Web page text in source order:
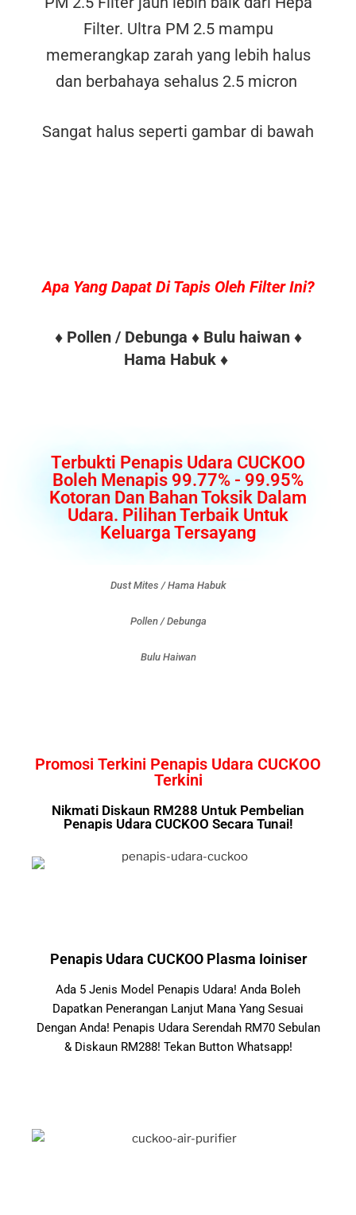
Filter. Ultra PM 2.5 mampu
memerangkap zarah yang lebih halus
dan berbahaya sehalus 2.5 micron
Sangat halus seperti gambar di bawah
Apa Yang Dapat Di Tapis Oleh Filter Ini?
♦ Pollen / Debunga ♦ Bulu haiwan ♦
Hama Habuk ♦
Terbukti Penapis Udara CUCKOO
Boleh Menapis 99.77% - 99.95%
Kotoran Dan Bahan Toksik Dalam
Udara. Pilihan Terbaik Untuk
Keluarga Tersayang
Dust Mites / Hama Habuk
Pollen / Debunga
Bulu Haiwan
Promosi Terkini Penapis Udara CUCKOO
Terkini
Nikmati Diskaun RM288 Untuk Pembelian
Penapis Udara CUCKOO Secara Tunai!
Penapis Udara CUCKOO Plasma Ioiniser
Ada 5 Jenis Model Penapis Udara! Anda Boleh
Dapatkan Penerangan Lanjut Mana Yang Sesuai
Dengan Anda! Penapis Udara Serendah RM70 Sebulan
& Diskaun RM288! Tekan Button Whatsapp!